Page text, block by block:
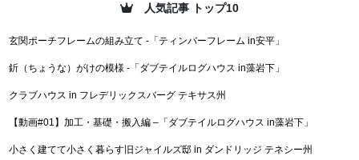
人気記事 トップ10
玄関ポーチフレームの組み立て -「ティンバーフレーム in安平」
釿（ちょうな）がけの模様 -「ダブテイルログハウス in藻岩下」
クラブハウス in フレデリックスバーグ テキサス州
【動画#01】加工・基礎・搬入編 –「ダブテイルログハウス in藻岩下」
小さく建てて小さく暮らす旧ジャイルズ邸 in ダンドリッジ テネシー州